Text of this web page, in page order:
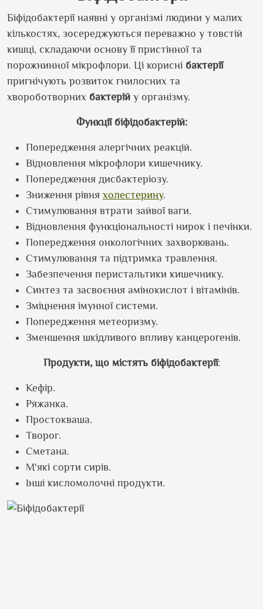
Біфідобактерії наявні у організмі людини у малих
кількостях, зосереджуються переважно у товстій
кишці, складаючи основу її пристінної та
порожнинної мікрофлори. Ці корисні бактерії
пригнічують розвиток гнилосних та
хвороботворних бактерій у організму.
Функції біфідобактерій:
Попередження алергічних реакцій.
Відновлення мікрофлори кишечнику.
Попередження дисбактеріозу.
Зниження рівня холестерину.
Стимулювання втрати зайвої ваги.
Відновлення функціональності нирок і печінки.
Попередження онкологічних захворювань.
Стимулювання та підтримка травлення.
Забезпечення перистальтики кишечнику.
Синтез та засвоєння амінокислот і вітамінів.
Зміцнення імунної системи.
Попередження метеоризму.
Зменшення шкідливого впливу канцерогенів.
Продукти, що містять біфідобактерії:
Кефір.
Ряжанка.
Простокваша.
Творог.
Сметана.
М'які сорти сирів.
Інші кисломолочні продукти.